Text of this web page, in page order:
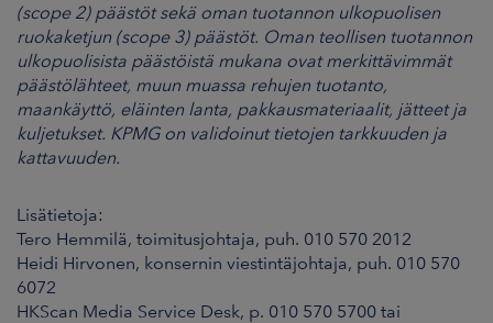
(scope 2) päästöt sekä oman tuotannon ulkopuolisen
ruokaketjun (scope 3) päästöt. Oman teollisen tuotannon
ulkopuolisista päästöistä mukana ovat merkittävimmät
päästölähteet, muun muassa rehujen tuotanto,
maankäyttö, eläinten lanta, pakkausmateriaalit, jätteet ja
kuljetukset. KPMG on validoinut tietojen tarkkuuden ja
kattavuuden.
Lisätietoja:
Tero Hemmilä, toimitusjohtaja, puh. 010 570 2012
Heidi Hirvonen, konsernin viestintäjohtaja, puh. 010 570
6072
HKScan Media Service Desk, p. 010 570 5700 tai